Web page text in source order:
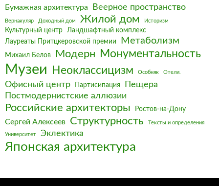
Бумажная архитектура Веерное пространство
Вернакуляр Доходный дом Жилой дом Историзм
Культурный центр
Ландшафтный комплекс
Лауреаты Притцкеровской премии
Метаболизм
Михаил Белов Модерн Монументальность
Музеи Неоклассицизм Особняк Отели.
Офисный центр Партисипация
Пещера
Постмодернистские аллюзии
Российские архитекторы Ростов-на-Дону
Сергей Алексеев Структурность Тексты и определения
Университет Эклектика
Японская архитектура